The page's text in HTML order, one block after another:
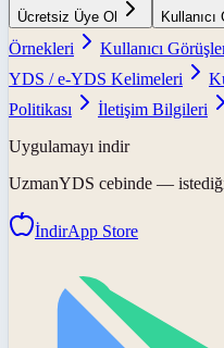
Ücretsiz Üye Ol Kullanıcı
Örnekleri
Kullanıcı
YDS / e-YDS Kelimeleri
Politikası
İletişim Bilgileri
Uygulamayı indir
UzmanYDS cebinde —
İndirApp Store